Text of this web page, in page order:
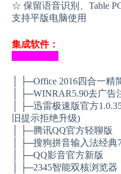
☆ 保留语音识别、Table
支持平版电脑使用
集成软件：
│ ├─Office 2016四合一精
│ ├─WINRAR5.90去广告
│ ├─迅雷极速版官方
旧提示拒绝升级)
│ ├─腾讯QQ官方轻聊版
│ ├─搜狗拼音输入法经
│ ├─QQ影音官方新版
│ ├─2345智能双核浏览器